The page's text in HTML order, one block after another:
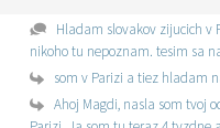
Hladam slovakov zijucich v
nikoho tu nepoznam. tesim sa
som v Parizi a tiez hladam
Ahoj Magdi, nasla som tvoj